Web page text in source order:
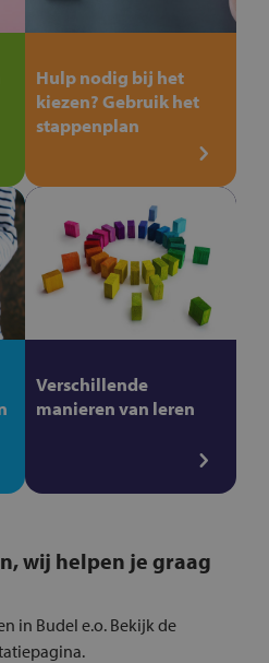
Hulp nodig bij het
kiezen? Gebruik het
stappenplan
Verschillende
manieren van leren
wij helpen je graag
in Budel e.o. Bekijk de